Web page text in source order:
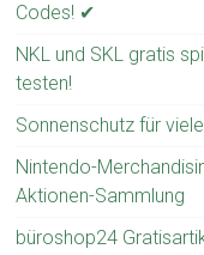
Codes! ✔
NKL und SKL gratis
testen!
Sonnenschutz für
Nintendo-
Aktionen-Sammlung
büroshop24